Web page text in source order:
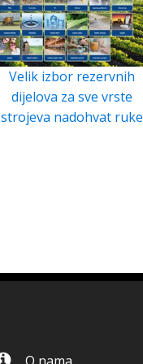
Velik izbor rezervnih
dijelova za sve vrste
strojeva nadohvat ruke